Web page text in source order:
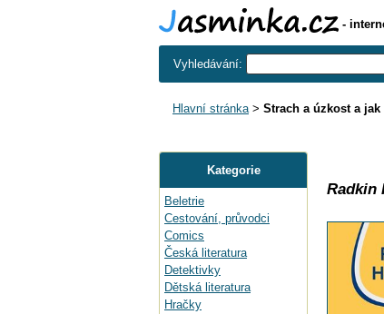
-
Vyhledávání:
Hlavní stránka> Strach a úzkost a jak
Kategorie
Beletrie
Cestování, průvodci
Comics
Česká literatura
Detektivky
Dětská literatura
Hračky
Radkin